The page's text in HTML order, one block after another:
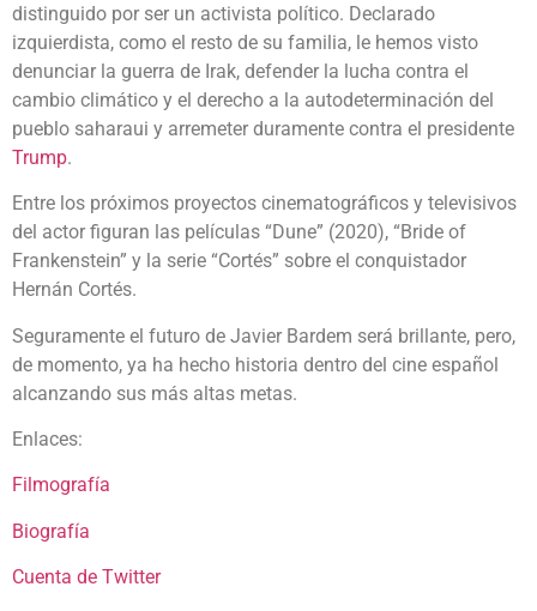
distinguido por ser un activista político. Declarado
izquierdista, como el resto de su familia, le hemos visto
denunciar la guerra de Irak, defender la lucha contra el
cambio climático y el derecho a la autodeterminación del
pueblo saharaui y arremeter duramente contra el presidente
Trump.
Entre los próximos proyectos cinematográficos y televisivos
del actor figuran las películas “Dune” (2020), “Bride of
Frankenstein” y la serie “Cortés” sobre el conquistador
Hernán Cortés.
Seguramente el futuro de Javier Bardem será brillante, pero,
de momento, ya ha hecho historia dentro del cine español
alcanzando sus más altas metas.
Enlaces:
Filmografía
Biografía
Cuenta de Twitter